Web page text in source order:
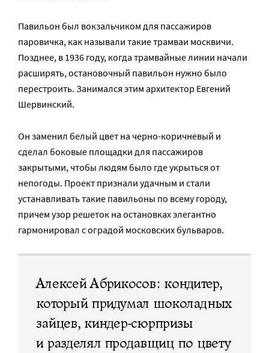
Павильон был вокзальчиком для пассажиров
паровичка, как называли такие трамваи москвичи.
Позднее, в 1936 году, когда трамвайные линии начали
расширять, остановочный павильон нужно было
перестроить. Занимался этим архитектор Евгений
Шервинский.
Он заменил белый цвет на черно-коричневый и
сделал боковые площадки для пассажиров
закрытыми, чтобы людям было где укрыться от
непогоды. Проект признали удачным и стали
устанавливать такие павильоны по всему городу,
причем узор решеток на остановках элегантно
гармонировал с оградой московских бульваров.
Алексей Абрикосов: кондитер,
который придумал шоколадных
зайцев, киндер-сюрпризы
и разделял продавщиц по цвету